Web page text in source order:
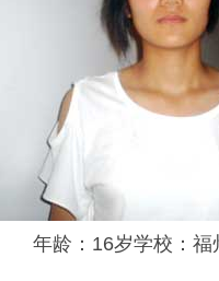
年龄：16岁学校：福